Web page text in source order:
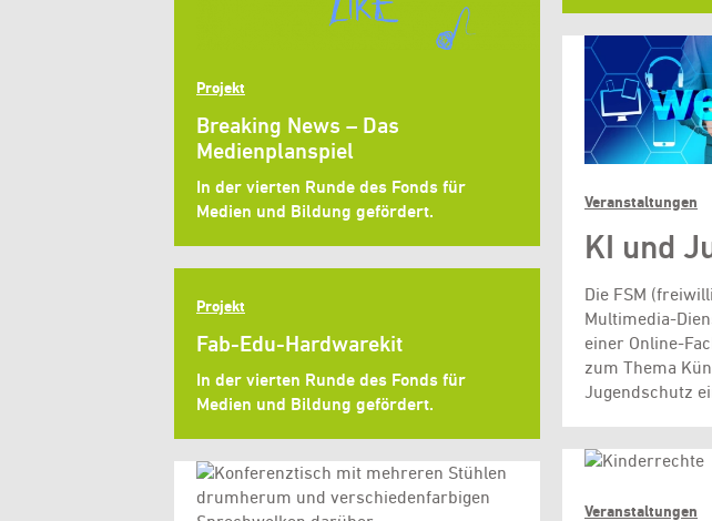
Projekt
Breaking News – Das
Medienplanspiel
In der vierten Runde des Fonds für
Medien und Bildung gefördert.
Veranstaltungen
KI und
Die FSM
Multimedia-
einer Online-
zum Thema
Jugendschutz
Projekt
Fab-Edu-Hardwarekit
In der vierten Runde des Fonds für
Medien und Bildung gefördert.
Veranstaltungen